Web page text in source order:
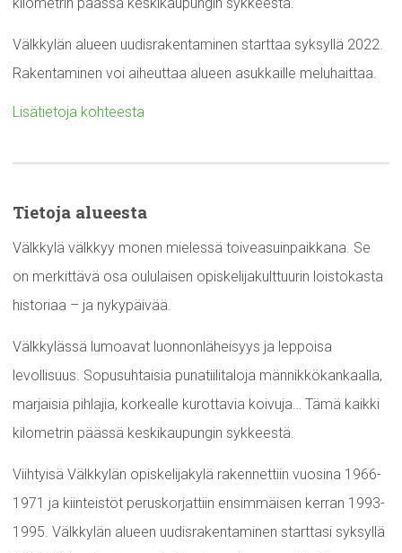
Välkkylän alueen uudisrakentaminen starttaa syksyllä 2022.
Rakentaminen voi aiheuttaa alueen asukkaille meluhaittaa.
Lisätietoja kohteesta
Tietoja alueesta
Välkkylä välkkyy monen mielessä toiveasuinpaikkana. Se
on merkittävä osa oululaisen opiskelijakulttuurin loistokasta
historiaa – ja nykypäivää.
Välkkylässä lumoavat luonnonläheisyys ja leppoisa
levollisuus. Sopusuhtaisia punatiilitaloja männikkökankaalla,
marjaisia pihlajia, korkealle kurottavia koivuja… Tämä kaikki
kilometrin päässä keskikaupungin sykkeestä.
Viihtyisä Välkkylän opiskelijakylä rakennettiin vuosina 1966-
1971 ja kiinteistöt peruskorjattiin ensimmäisen kerran 1993-
1995. Välkkylän alueen uudisrakentaminen starttasi syksyllä